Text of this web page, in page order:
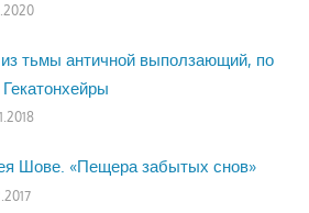
тьмы античной выползающий, по
Шове. «Пещера забытых снов»